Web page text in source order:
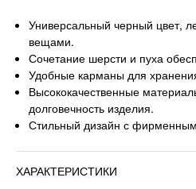
Универсальный черный цвет,
вещами.
Сочетание шерсти и пуха
Удобные карманы для
Высококачественные
долговечность изделия.
Стильный дизайн с
ХАРАКТЕРИСТИКИ